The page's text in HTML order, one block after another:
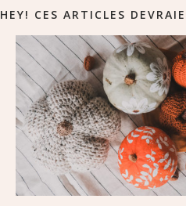
HEY! CES ARTICLES